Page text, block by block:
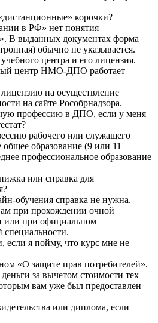
корочки?
в РФ» нет понятия
В выданных документах форма
обычно не указывается.
центра и его лицензия.
центр НМО-ДПО работает
на осуществление
на сайте Рособрнадзора.
профессию в ДПО, если у меня
рабочего или служащего
общее образование (9 или 11
профессиональное образование
или справка для
обучения справка не нужна.
при прохождении очной
или при официальном
специальности.
если я пойму, что курс мне не
«О защите прав потребителей».
за вычетом стоимости тех
вам уже был предоставлен
или диплома, если